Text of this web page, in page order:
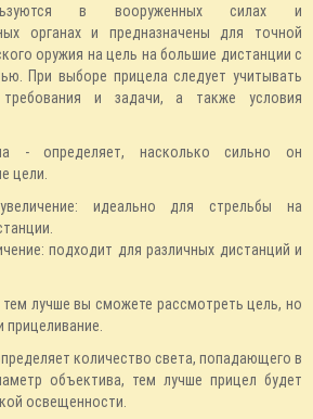
в вооруженных силах и
органах и предназначены для точной
оружия на цель на большие дистанции с
При выборе прицела следует учитывать
требования и задачи, а также условия
- определяет, насколько сильно он
цели.
идеально для стрельбы на
подходит для различных дистанций и
лучше вы сможете рассмотреть цель, но
прицеливание.
количество света, попадающего в
объектива, тем лучше прицел будет
освещенности.